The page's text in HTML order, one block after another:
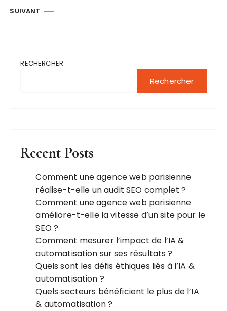
g
SUIVANT
RECHERCHER
Rechercher
Recent Posts
Comment une agence web parisienne
réalise-t-elle un audit SEO complet ?
Comment une agence web parisienne
améliore-t-elle la vitesse d’un site pour le
SEO ?
Comment mesurer l’impact de l’IA &
automatisation sur ses résultats ?
Quels sont les défis éthiques liés à l’IA &
automatisation ?
Quels secteurs bénéficient le plus de l’IA
& automatisation ?